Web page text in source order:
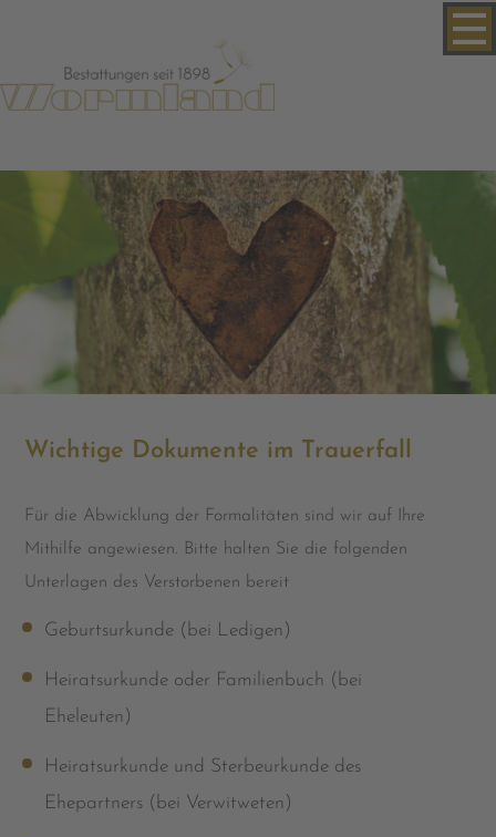
Wichtige Dokumente im Trauerfall
Für die Abwicklung der Formalitäten sind wir auf Ihre
Mithilfe angewiesen. Bitte halten Sie die folgenden
Unterlagen des Verstorbenen bereit
Geburtsurkunde (bei Ledigen)
Heiratsurkunde oder Familienbuch (bei
Eheleuten)
Heiratsurkunde und Sterbeurkunde des
Ehepartners (bei Verwitweten)